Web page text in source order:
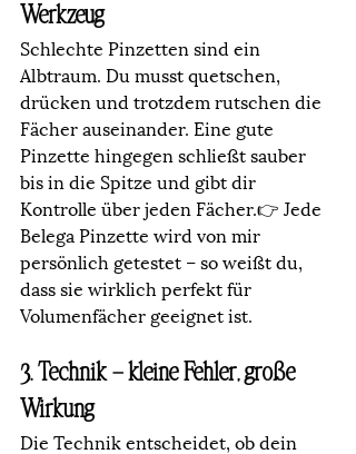
Werkzeug
Schlechte Pinzetten sind ein
Albtraum. Du musst quetschen,
drücken und trotzdem rutschen die
Fächer auseinander. Eine gute
Pinzette hingegen schließt sauber
bis in die Spitze und gibt dir
Kontrolle über jeden Fächer.👉 Jede
Belega Pinzette wird von mir
persönlich getestet – so weißt du,
dass sie wirklich perfekt für
Volumenfächer geeignet ist.
3. Technik – kleine Fehler, große
Wirkung
Die Technik entscheidet, ob dein